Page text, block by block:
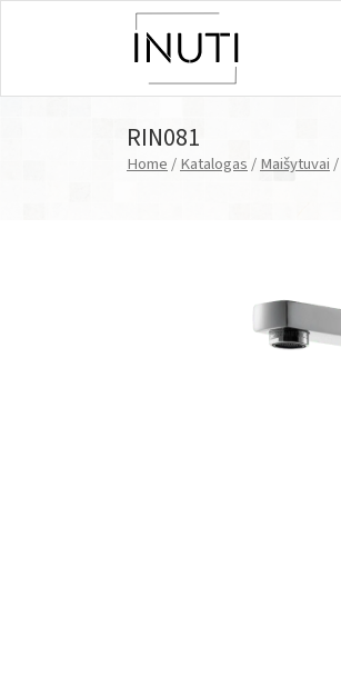
Main Navigation
RIN081
Home/Katalogas/Maišytuvai/